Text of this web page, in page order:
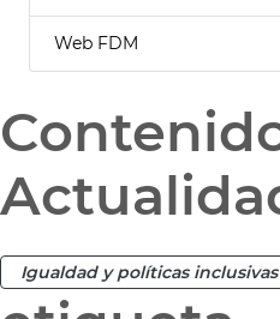
Web FDM
Igualdad y políticas inclusivas